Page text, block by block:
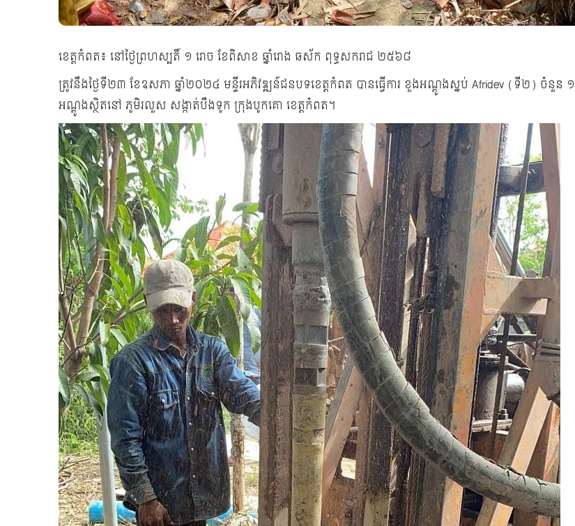
ខេត្តកំពត៖ នៅថ្ងៃព្រហស្បតិ៍ ១ រោច ខែពិសាខ ឆ្នាំរោង ឆស័ក ពុទ្ធសករាជ ២៥៦៨
ត្រូវនឹងថ្ងៃទី២៣ ខែឧសភា ឆ្នាំ២០២៤ មន្ទីរ​អភិវឌ្ឍ​ន៍ជនបទខេត្តកំពត បានធ្វើការ ខួងអណ្ដូង​ស្នប់​ Afridev (ទី២) ចំនួន​ ១
អណ្តូង​ស្ថិត​នៅ ភូមិ​រលួស សង្កាត់​បឹងទូក​ ក្រុង​បូកគោ​ ខេត្តកំពត។